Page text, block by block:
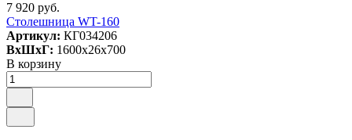
7 920 руб.
Столешница WT-160
Артикул: КГ034206
ВxШxГ: 1600x26x700
В корзину